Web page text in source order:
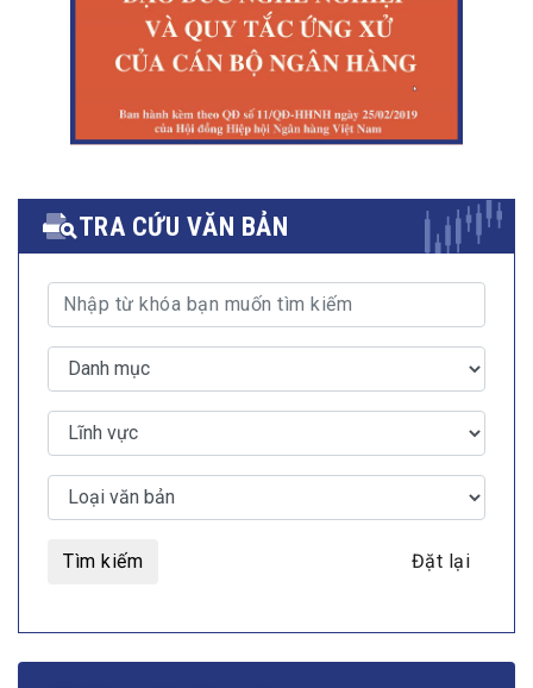
TRA CỨU VĂN BẢN
Tìm kiếm Đặt lại